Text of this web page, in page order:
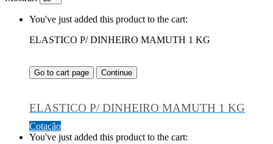
You've just added this product to the cart:
ELASTICO P/ DINHEIRO MAMUTH 1 KG
Go to cart page Continue
ELASTICO P/ DINHEIRO MAMUTH 1 KG
Cotação
You've just added this product to the cart: